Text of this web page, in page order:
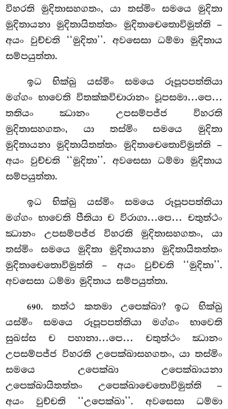
විහරති මුදිතාසහගතං, යා තස්මිං සමයෙ මුදිතා
මුදිතායනා මුදිතායිතත්තං මුදිතාචෙතොවිමුත්ති –
අයං වුච්චති ‘‘මුදිතා’’. අවසෙසා ධම්මා මුදිතාය
සම්පයුත්තා.
ඉධ භික්ඛු යස්මිං සමයෙ රූපූපපත්තියා
මග්ගං භාවෙති විතක්කවිචාරානං වූපසමා…පෙ…
තතියං ඣානං උපසම්පජ්ජ විහරති
මුදිතාසහගතං, යා තස්මිං සමයෙ මුදිතා
මුදිතායනා මුදිතායිතත්තං මුදිතාචෙතොවිමුත්ති –
අයං වුච්චති ‘‘මුදිතා’’. අවසෙසා ධම්මා මුදිතාය
සම්පයුත්තා.
ඉධ භික්ඛු යස්මිං සමයෙ රූපූපපත්තියා
මග්ගං භාවෙති පීතියාච විරාගා…පෙ… චතුත්ථං
ඣානං උපසම්පජ්ජ විහරති මුදිතාසහගතං, යා
තස්මිං සමයෙ මුදිතා මුදිතායනා මුදිතායිතත්තං
මුදිතාචෙතොවිමුත්ති – අයං වුච්චති ‘‘මුදිතා’’.
අවසෙසා ධම්මා මුදිතාය සම්පයුත්තා.
690. තත්ථ කතමා උපෙක්ඛා? ඉධ භික්ඛු
යස්මිං සමයෙ රූපූපපත්තියා මග්ගං භාවෙති
සුඛස්ස ච පහානා…පෙ… චතුත්ථං ඣානං
උපසම්පජ්ජ විහරති උපෙක්ඛාසහගතං, යා තස්මිං
සමයෙ උපෙක්ඛා උපෙක්ඛායනා
උපෙක්ඛායිතත්තං උපෙක්ඛාචෙතොවිමුත්ති –
අයං වුච්චති ‘‘උපෙක්ඛා’’. අවසෙසා ධම්මා